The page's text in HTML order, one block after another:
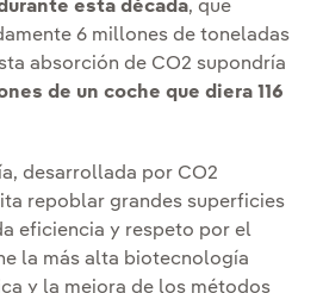
esta década, que
6 millones de toneladas
absorción de CO2 supondría
de un coche que diera 116
desarrollada por CO2
repoblar grandes superficies
eficiencia y respeto por el
la más alta biotecnología
y la mejora de los métodos